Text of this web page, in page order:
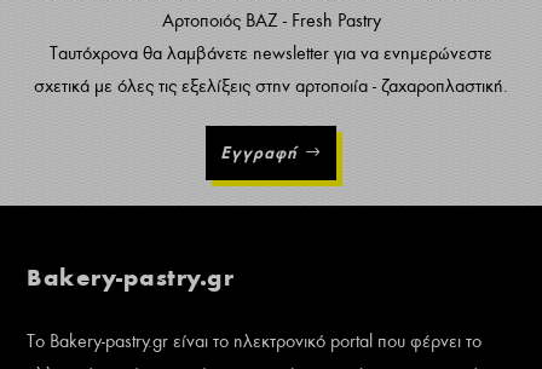
Αρτοποιός ΒΑΖ - Fresh Pastry
Ταυτόχρονα θα λαμβάνετε newsletter για να ενημερώνεστε
σχετικά με όλες τις εξελίξεις στην αρτοποιία - ζαχαροπλαστική.
Εγγραφή
Bakery-pastry.gr
Το Bakery-pastry.gr είναι το ηλεκτρονικό portal που φέρνει το